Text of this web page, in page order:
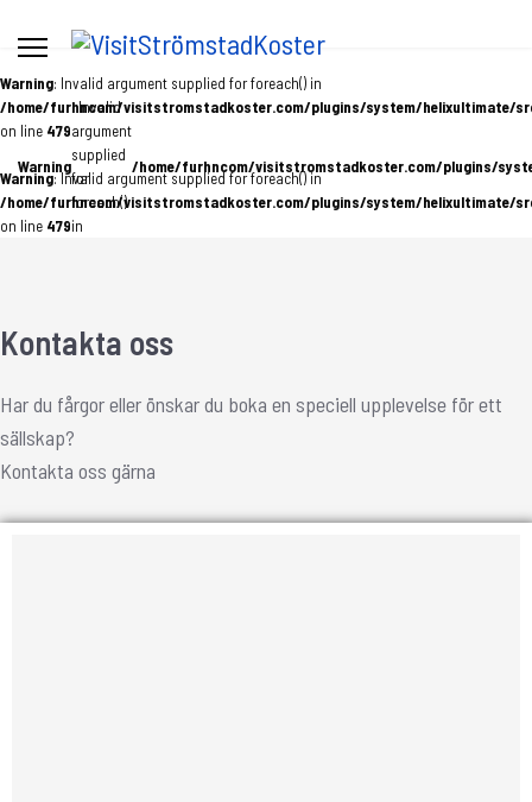
Warning
: Invalid
argument
supplied
for
foreach()
in
/home/furhncom/visitstromstadkoster.com/plugins/
Warning: Invalid argument supplied for foreach() in
/home/furhncom/visitstromstadkoster.com/plugins/system/helixultimate/
on line 479
Warning: Invalid argument supplied for foreach() in
/home/furhncom/visitstromstadkoster.com/plugins/system/helixultimate/
on line 479
Kontakta oss
Har du fårgor eller önskar du boka en speciell upplevelse för ett
sällskap?
Kontakta oss gärna